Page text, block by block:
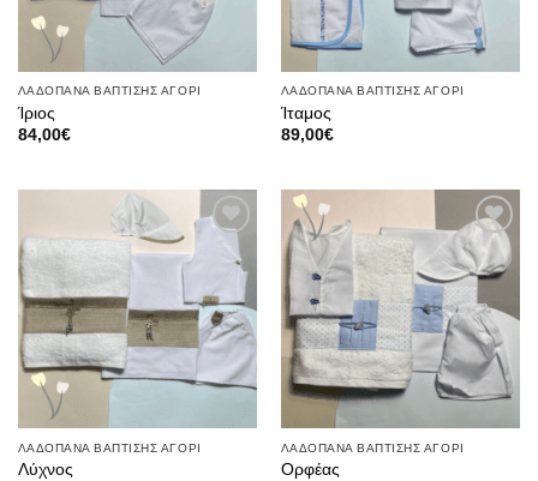
ΛΑΔΟΠΑΝΑ ΒΑΠΤΙΣΗΣ ΑΓΟΡΙ
Ίριος
84,00€
ΛΑΔΟΠΑΝΑ ΒΑΠΤΙΣΗΣ ΑΓΟΡΙ
Ίταμος
89,00€
στην λίστα
επιθυμιών
ΛΑΔΟΠΑΝΑ ΒΑΠΤΙΣΗΣ ΑΓΟΡΙ
Λύχνος
Πρόσθήκη
στην λίστα
επιθυμιών
ΛΑΔΟΠΑΝΑ ΒΑΠΤΙΣΗΣ ΑΓΟΡΙ
Ορφέας